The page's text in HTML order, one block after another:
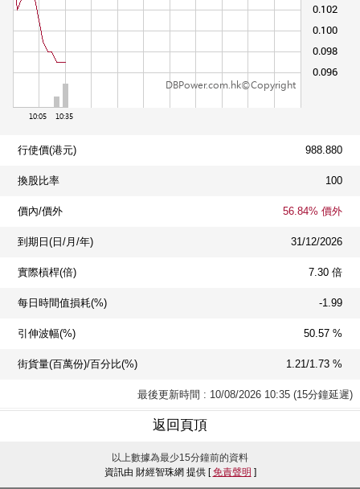
行使價(港元) 988.880
換股比率 100
價內/價外 56.84% 價外
到期日(日/月/年) 31/12/2026
實際槓桿(倍) 7.30 倍
每日時間值損耗(%) -1.99
引伸波幅(%) 50.57 %
街貨量(百萬份)/百分比(%) 1.21/1.73 %
最後更新時間 : 10/08/2026 10:35 (15分鐘延遲)
返回頁頂
以上數據為最少15分鐘前的資料
資訊由 財經智珠網 提供 [免責聲明 ]